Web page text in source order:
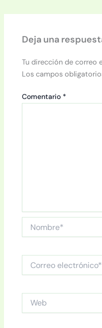
Deja una
Tu dirección de correo
Los campos
Comentario *
electrónico*